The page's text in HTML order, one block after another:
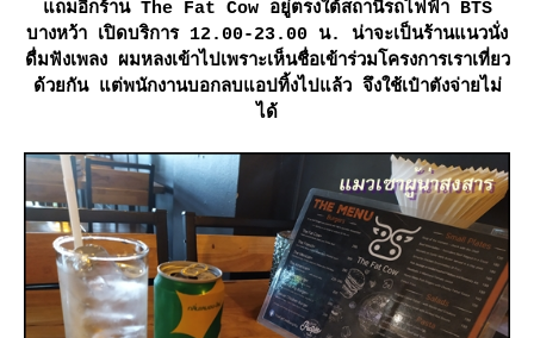
ถมอีกร้าน The Fat Cow อยู่ตรงใต้สถานีรถไฟฟ้า BTS
บางหว้า เปิดบริการ 12.00-23.00 น. น่าจะเป็นร้านแนวนั่ง
ดื่มฟังเพลง ผมหลงเข้าไปเพราะเห็นชื่อเข้าร่วมโครงการเราเที่ยว
ด้วยกัน แต่พนักงานบอกลบแอปทิ้งไปแล้ว จึงใช้เป๋าตังจ่ายไม่
ได้